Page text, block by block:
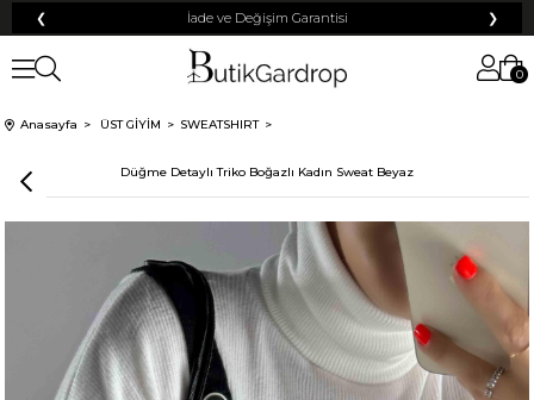
❮ İade ve Değişim Garantisi ❯
0
Anasayfa ÜST GİYİM SWEATSHIRT
Düğme Detaylı Triko Boğazlı Kadın Sweat Beyaz